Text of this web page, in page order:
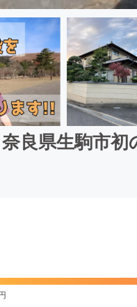
奈良県生駒市